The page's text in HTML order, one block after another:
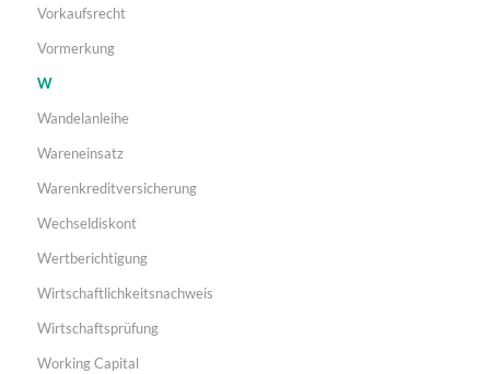
Vorkaufsrecht
Vormerkung
W
Wandelanleihe
Wareneinsatz
Warenkreditversicherung
Wechseldiskont
Wertberichtigung
Wirtschaftlichkeitsnachweis
Wirtschaftsprüfung
Working Capital